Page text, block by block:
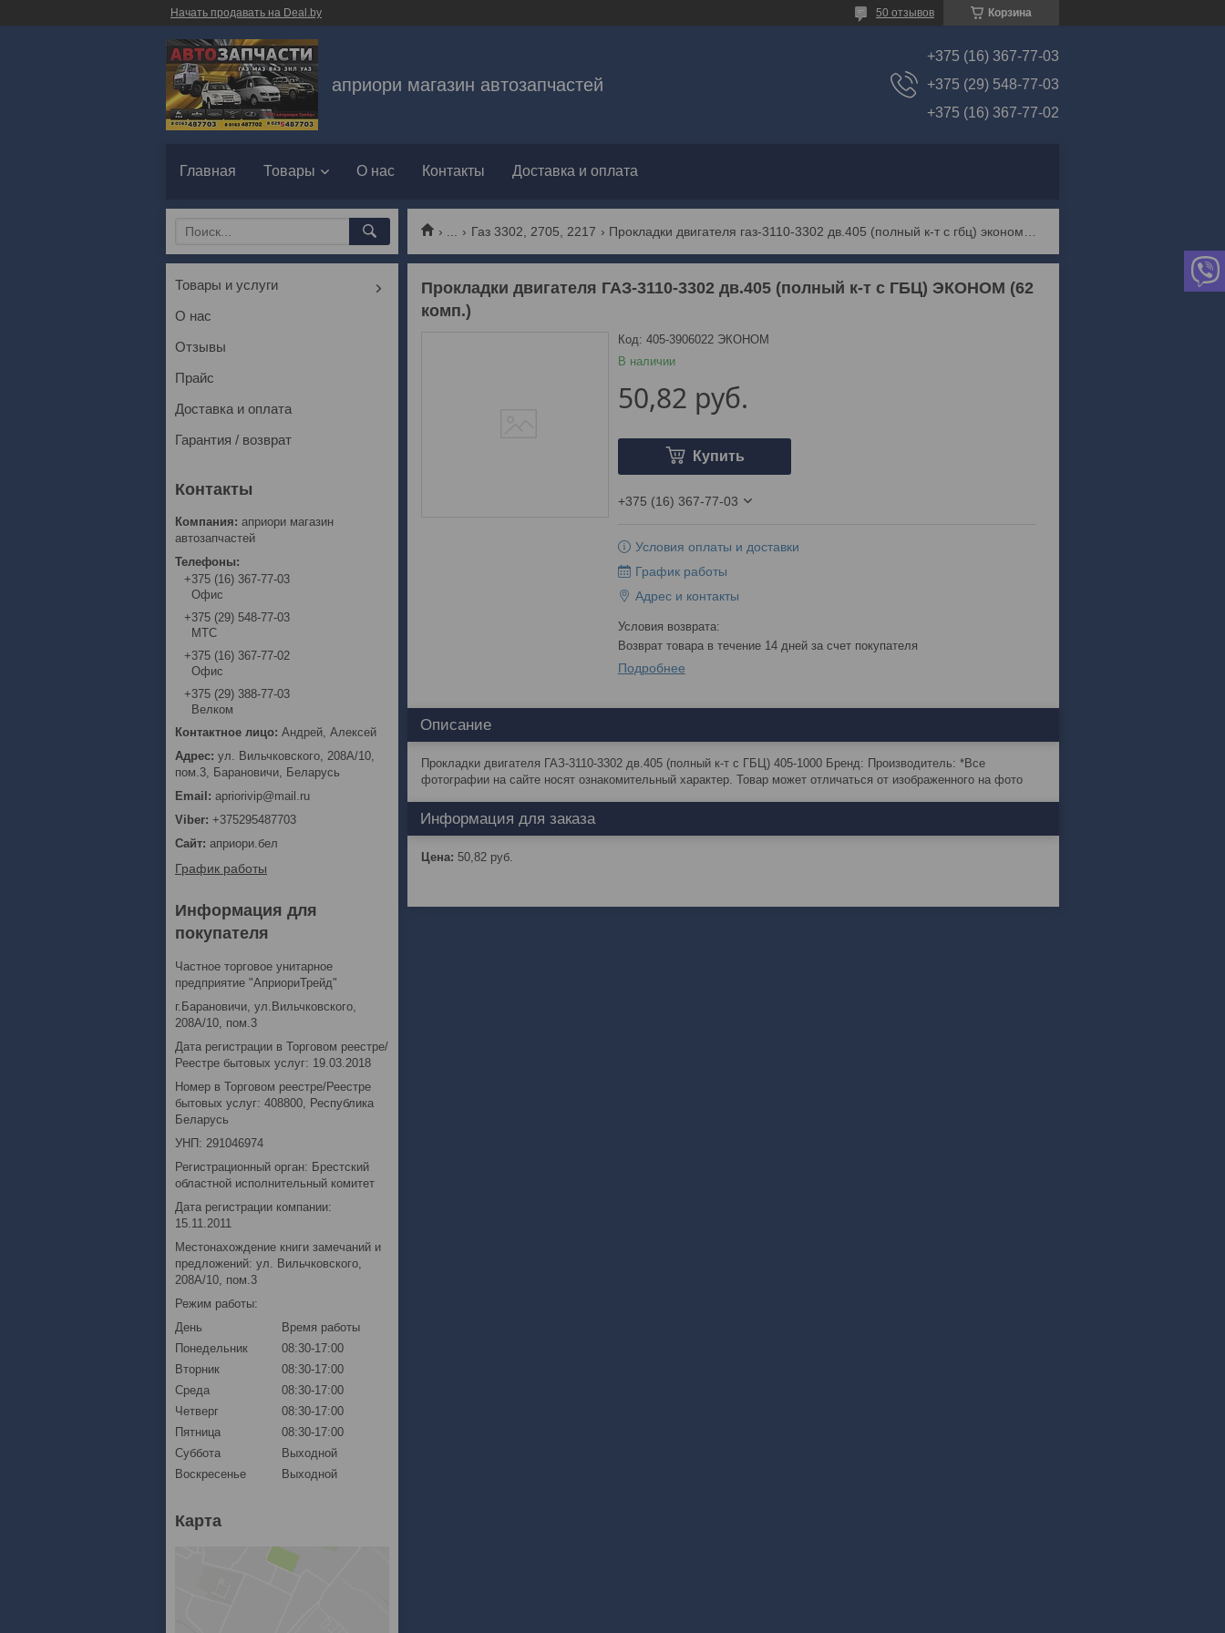
Начать продавать на Deal.by Корзина
50 отзывов
априори магазин автозапчастей
+375 (16) 367-77-03
+375 (29) 548-77-03
+375 (16) 367-77-02
Главная Товары О нас Контакты Доставка и оплата
Газ 3302, 2705, 2217
Прокладки двигателя ГАЗ-3110-3302 дв.405 (полный к-т с ГБЦ) ЭКОНОМ (62
комп.)
В наличии
Код: 405-3906022 ЭКОНОМ
50,82 руб.
Купить
+375 (16) 367-77-03
Условия оплаты и доставки
График работы
Адрес и контакты
возврат товара в течение 14 дней за счет покупателя
Подробнее
Описание
Прокладки двигателя ГАЗ-3110-3302 дв.405 (полный к-т с ГБЦ) 405-1000 Бренд: Производитель: *Все
фотографии на сайте носят ознакомительный характер. Товар может отличаться от изображенного на фото
Информация для заказа
Цена: 50,82 руб.
Товары и услуги
О нас
Отзывы
Прайс
Доставка и оплата
Гарантия / возврат
априори магазин
автозапчастей
+375 (16) 367-77-03
Офис
+375 (29) 548-77-03
МТС
+375 (16) 367-77-02
Офис
+375 (29) 388-77-03
Велком
Андрей, Алексей
ул. Вильчковского, 208А/10,
пом.3, Барановичи, Беларусь
apriorivip@mail.ru
+375295487703
априори.бел
График работы
Информация для
покупателя
Частное торговое унитарное
предприятие "АприориТрейд"
г.Барановичи, ул.Вильчковского,
208А/10, пом.3
Дата регистрации в Торговом реестре/
Реестре бытовых услуг: 19.03.2018
Номер в Торговом реестре/Реестре
бытовых услуг: 408800, Республика
Беларусь
УНП: 291046974
Регистрационный орган: Брестский
областной исполнительный комитет
Дата регистрации компании:
15.11.2011
Местонахождение книги замечаний и
предложений: ул. Вильчковского,
208А/10, пом.3
Режим работы:
День
Время работы
Понедельник
08:30-17:00
Вторник
08:30-17:00
Среда
08:30-17:00
Четверг
08:30-17:00
Пятница
08:30-17:00
Суббота
Выходной
Воскресенье
Выходной
Карта